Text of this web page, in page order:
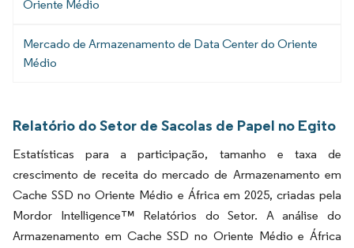
Oriente Médio
Mercado de Armazenamento de Data Center do Oriente
Médio
Relatório do Setor de Sacolas de Papel no Egito
Estatísticas para a participação, tamanho e taxa de
crescimento de receita do mercado de Armazenamento em
Cache SSD no Oriente Médio e África em 2025, criadas pela
Mordor Intelligence™ Relatórios do Setor. A análise do
Armazenamento em Cache SSD no Oriente Médio e África